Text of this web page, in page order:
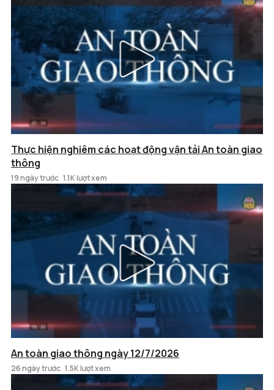
Thực hiện nghiêm các hoạt động vận tải An toàn giao
thông
19 ngày trước 1.1K lượt xem
An toàn giao thông ngày 12/7/2026
26 ngày trước 1.5K lượt xem